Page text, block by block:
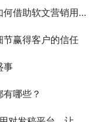
业内容赢得行业话语权？
赢得客户的信任
事
哪些？